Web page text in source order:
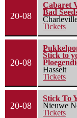
20-08
Cabaret
Bad
Tickets
20-08
Stick to
Hasselt
Tickets
20-08
Stick To
Nieuwe
Tickets